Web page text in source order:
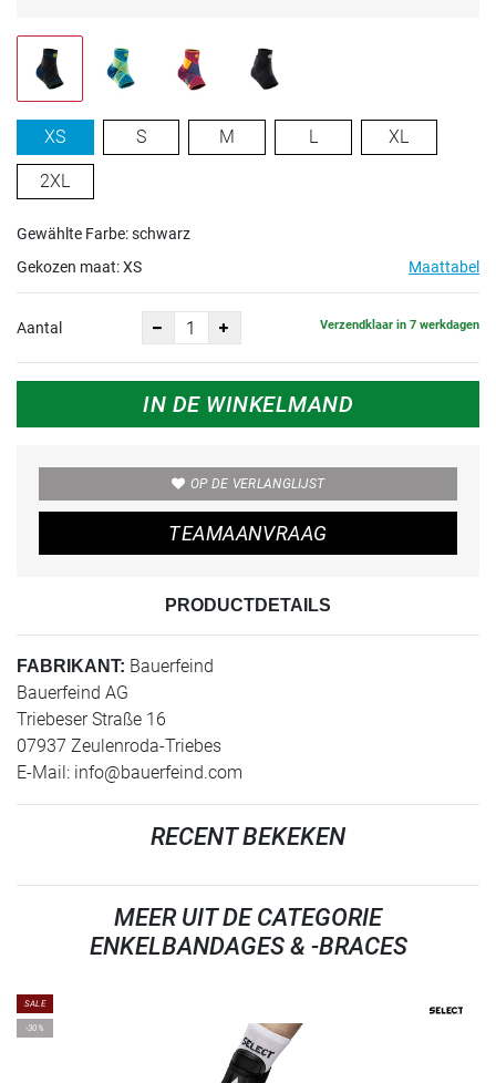
XS S M L XL
2XL
Gewählte Farbe: schwarz
Gekozen maat:XS Maattabel
Aantal Verzendklaar in 7 werkdagen
IN DE WINKELMAND
OP DE VERLANGLIJST
TEAMAANVRAAG
PRODUCTDETAILS
FABRIKANT: Bauerfeind
Bauerfeind AG
Triebeser Straße 16
07937 Zeulenroda-Triebes
E-Mail: info@bauerfeind.com
RECENT BEKEKEN
MEER UIT DE CATEGORIE
ENKELBANDAGES & -BRACES
SALE
-30%